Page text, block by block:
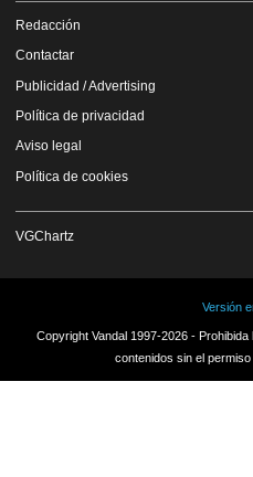
Redacción
Contactar
Publicidad / Advertising
Política de privacidad
Aviso legal
Política de cookies
VGChartz
Versión
Copyright Vandal 1997-2026 -
contenidos sin el